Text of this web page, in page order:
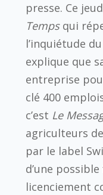
presse. Ce
Tempsqui
l’inquiétude
explique que
entreprise
clé 400
c’est Le
agriculteurs
par le label
d’une
licenciement